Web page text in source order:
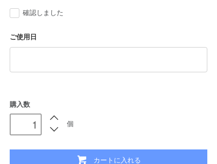
確認しました
ご使用日
購入数
個
カートに入れる